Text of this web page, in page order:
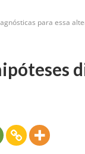
para essa